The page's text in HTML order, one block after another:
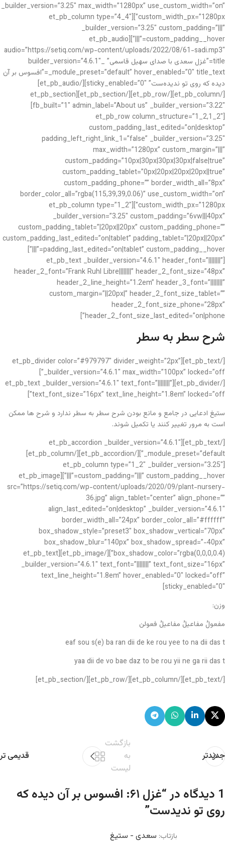
_builder_version=”3.25″ max_width=”1280px” use_custom_width=”on”
custom_width_px=”1280px”][et_pb_column type=”4_4″
_builder_version=”3.25″ custom_padding=”|||”
custom_padding__hover=”|||”][et_pb_audio
audio=”https://setiq.com/wp-content/uploads/2022/08/61-sadi.mp3″
title=”غزل سعدی با صدای سهیل قاسمی” _builder_version=”4.6.1″
_module_preset=”default” hover_enabled=”0″ title_text=”افسوس بر آن
دیده که روی تو ندیده‌ست” sticky_enabled=”0″][/et_pb_audio]
[/et_pb_column][/et_pb_row][/et_pb_section][et_pb_section
fb_built=”1″ admin_label=”About us” _builder_version=”3.22″]
[et_pb_row column_structure=”1_2,1_2″
custom_padding_last_edited=”on|desktop”
padding_left_right_link_1=”false” _builder_version=”3.25″
max_width=”1280px” custom_margin=”|||”
custom_padding=”10px|30px|30px|30px|false|true”
custom_padding_tablet=”0px|20px|20px|20px||true”
custom_padding_phone=”” border_width_all=”8px”
border_color_all=”rgba(115,39,39,0.06)” use_custom_width=”on”
custom_width_px=”1280px”][et_pb_column type=”1_2″
_builder_version=”3.25″ custom_padding=”6vw|||40px”
custom_padding_tablet=”|20px||20px” custom_padding_phone=””
custom_padding_last_edited=”on|tablet” padding_tablet=”|20px||20px”
padding_last_edited=”on|tablet” custom_padding__hover=”|||”]
[et_pb_text _builder_version=”4.6.1″ header_font=”||||||||”
header_2_font=”Frank Ruhl Libre||||||||” header_2_font_size=”48px”
header_2_line_height=”1.2em” header_3_font=”||||||||”
custom_margin=”||20px|” header_2_font_size_tablet=””
header_2_font_size_phone=”28px”
header_2_font_size_last_edited=”on|phone”]
شرح سطر به سطر
[/et_pb_text][et_pb_divider color=”#979797″ divider_weight=”2px”
_builder_version=”4.6.1″ max_width=”100px” locked=”off”]
[/et_pb_divider][et_pb_text _builder_version=”4.6.1″ text_font=”||||||||”
text_font_size=”16px” text_line_height=”1.8em” locked=”off”]
ستیغ ادعایی در جامع و مانع بودن شرح سطر به سطر ندارد و شرح ها ممکن
است به مرور تغییر کنند یا تکمیل شوند.
[/et_pb_text][et_pb_accordion _builder_version=”4.6.1″
_module_preset=”default”][/et_pb_accordion][/et_pb_column]
[et_pb_column type=”1_2″ _builder_version=”3.25″
custom_padding=”|||” custom_padding__hover=”|||”][et_pb_image
src=”https://setiq.com/wp-content/uploads/2020/09/plant-nursery-
36.jpg” align_tablet=”center” align_phone=””
align_last_edited=”on|desktop” _builder_version=”4.6.1″
border_width_all=”24px” border_color_all=”#ffffff”
box_shadow_style=”preset3″ box_shadow_vertical=”70px”
box_shadow_blur=”140px” box_shadow_spread=”-40px”
box_shadow_color=”rgba(0,0,0,0.4)”][/et_pb_image][et_pb_text
_builder_version=”4.6.1″ text_font=”||||||||” text_font_size=”16px”
text_line_height=”1.8em” hover_enabled=”0″ locked=”off”
sticky_enabled=”0″]
وزن:
مفعولُ مفاعیلُ مفاعیلُ فعولن
eaf sou s(e) ba ran dii de ke rou yee to na dii das t
yaa dii de vo bae daz to be rou yii ne ga rii das t
[/et_pb_text][/et_pb_column][/et_pb_row][/et_pb_section]
جدیدتر
بازگشت
به
لیست
قدیمی تر
1 دیدگاه در “
غزل ۶۱: افسوس بر آن دیده که
روی تو ندیدست”
بازتاب: سعدی - ستیغ